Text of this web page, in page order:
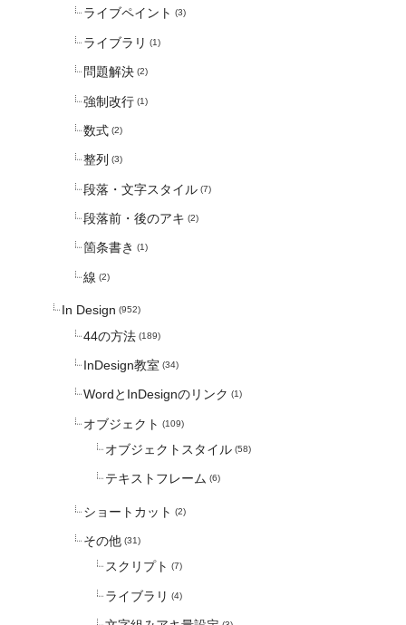
ライブペイント (3)
ライブラリ (1)
問題解決 (2)
強制改行 (1)
数式 (2)
整列 (3)
段落・文字スタイル (7)
段落前・後のアキ (2)
箇条書き (1)
線 (2)
In Design (952)
44の方法 (189)
InDesign教室 (34)
WordとInDesignのリンク (1)
オブジェクト (109)
オブジェクトスタイル (58)
テキストフレーム (6)
ショートカット (2)
その他 (31)
スクリプト (7)
ライブラリ (4)